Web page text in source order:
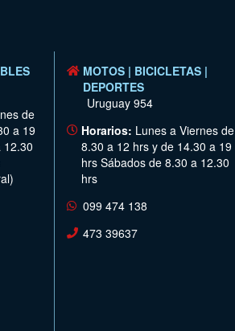
de
a 19
12.30
MOTOS | BICICLETAS |
DEPORTES
Uruguay 954
Horarios: Lunes a Viernes de
8.30 a 12 hrs y de 14.30 a 19
hrs Sábados de 8.30 a 12.30
hrs
099 474 138
473 39637